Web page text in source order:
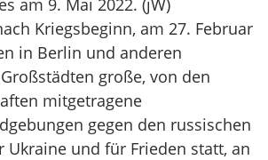
am 9. Mai 2022. (jW)
Kriegsbeginn, am 27. Februar
in Berlin und anderen
große, von den
mitgetragene
gegen den russischen
Ukraine und für Frieden statt, an